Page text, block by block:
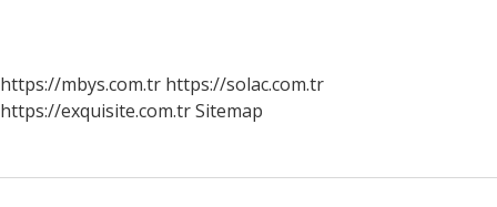
https://mbys.com.tr https://solac.com.tr
https://exquisite.com.trSitemap